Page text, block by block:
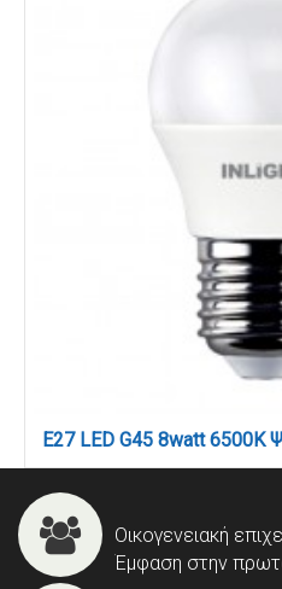
Οικογενειακή
Έμφαση στην